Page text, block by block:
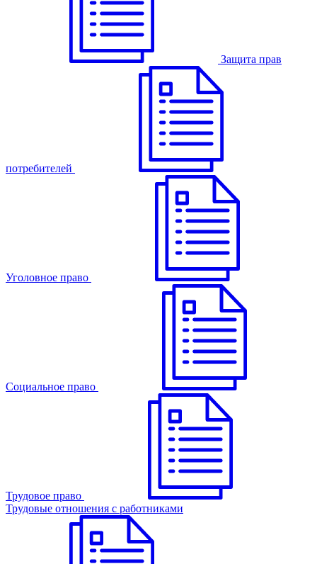
Защита прав
потребителей
Уголовное право
Cоциальное право
Трудовое право
Трудовые отношения с работниками